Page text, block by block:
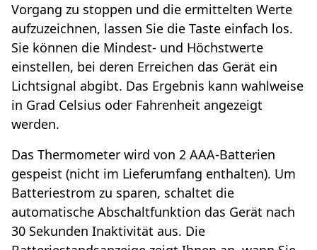
Vorgang zu stoppen und die ermittelten Werte
aufzuzeichnen, lassen Sie die Taste einfach los.
Sie können die Mindest- und Höchstwerte
einstellen, bei deren Erreichen das Gerät ein
Lichtsignal abgibt. Das Ergebnis kann wahlweise
in Grad Celsius oder Fahrenheit angezeigt
werden.
Das Thermometer wird von 2 AAA-Batterien
gespeist (nicht im Lieferumfang enthalten). Um
Batteriestrom zu sparen, schaltet die
automatische Abschaltfunktion das Gerät nach
30 Sekunden Inaktivität aus. Die